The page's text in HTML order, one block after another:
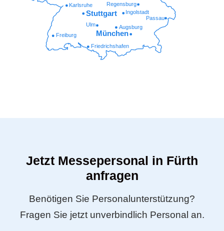
Friedrichshafen
Freiburg
Augsburg
Ulm
Passau
Ingolstadt
Regensburg
Karlsruhe
München
Stuttgart
Jetzt Messepersonal in Fürth
anfragen
Benötigen Sie Personalunterstützung?
Fragen Sie jetzt unverbindlich Personal an.